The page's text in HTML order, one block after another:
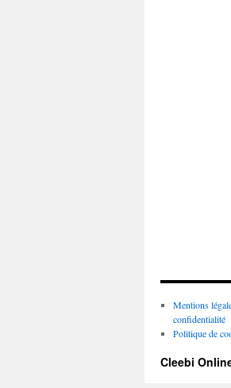
Mentions
confidentialité
Politique de
Cleebi